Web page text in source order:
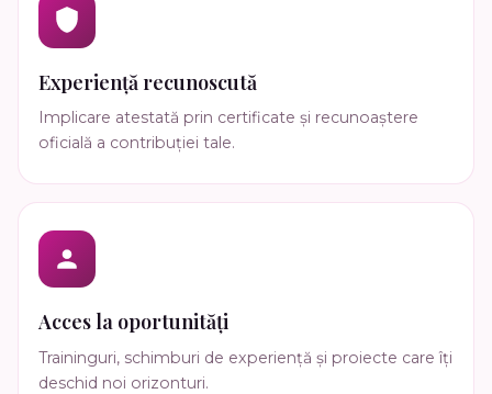
Experiență recunoscută
Implicare atestată prin certificate și recunoaștere
oficială a contribuției tale.
Acces la oportunități
Traininguri, schimburi de experiență și proiecte care îți
deschid noi orizonturi.